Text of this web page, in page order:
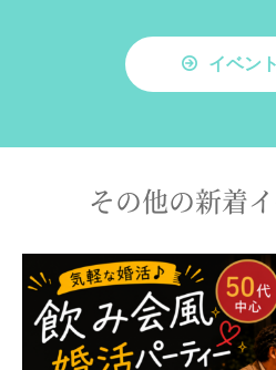
イベン
その他の新着